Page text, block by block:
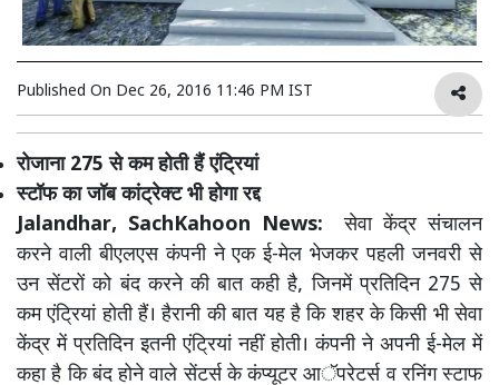
Published On Dec 26, 2016 11:46 PM IST
रोजाना 275 से कम होती हैं एंट्रियां
स्टॉफ का जॉब कांट्रेक्ट भी होगा रद्द
Jalandhar, SachKahoon News: सेवा केंद्र संचालन
करने वाली बीएलएस कंपनी ने एक ई-मेल भेजकर पहली जनवरी से
उन सेंटरों को बंद करने की बात कही है, जिनमें प्रतिदिन 275 से
कम एंट्रियां होती हैं। हैरानी की बात यह है कि शहर के किसी भी सेवा
केंद्र में प्रतिदिन इतनी एंट्रियां नहीं होती। कंपनी ने अपनी ई-मेल में
कहा है कि बंद होने वाले सेंटर्स के कंप्यूटर आॅपरेटर्स व रनिंग स्टाफ